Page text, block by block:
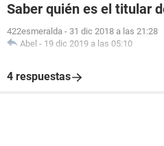
Saber quién es el titular
422esmeralda - 31 dic 2018 a las 21:28
Abel - 19 dic 2019 a las 05:10
4 respuestas